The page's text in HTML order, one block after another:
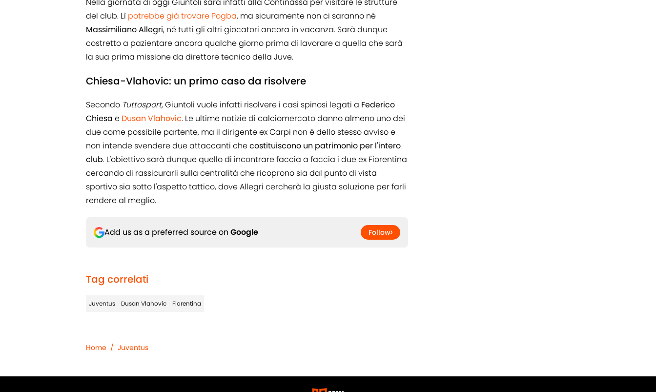
Nella giornata di oggi Giuntoli sarà infatti alla Continassa per visitare le strutture
del club. Lì potrebbe già trovare Pogba, ma sicuramente non ci saranno né
Massimiliano Allegri, né tutti gli altri giocatori ancora in vacanza. Sarà dunque
costretto a pazientare ancora qualche giorno prima di lavorare a quella che sarà
la sua prima missione da direttore tecnico della Juve.
Chiesa-Vlahovic: un primo caso da risolvere
Secondo Tuttosport, Giuntoli vuole infatti risolvere i casi spinosi legati a Federico
Chiesa e Dusan Vlahovic. Le ultime notizie di calciomercato danno almeno uno dei
due come possibile partente, ma il dirigente ex Carpi non è dello stesso avviso e
non intende svendere due attaccanti checostituiscono un patrimonio per l'intero
club. L'obiettivo sarà dunque quello di incontrare faccia a faccia i due ex Fiorentina
cercando di rassicurarli sulla centralità che ricoprono sia dal punto di vista
sportivo sia sotto l'aspetto tattico, dove Allegri cercherà la giusta soluzione per farli
rendere al meglio.
Add us as a preferred source on Google Follow
Tag correlati
Juventus Dusan Vlahovic Fiorentina
Home / Juventus